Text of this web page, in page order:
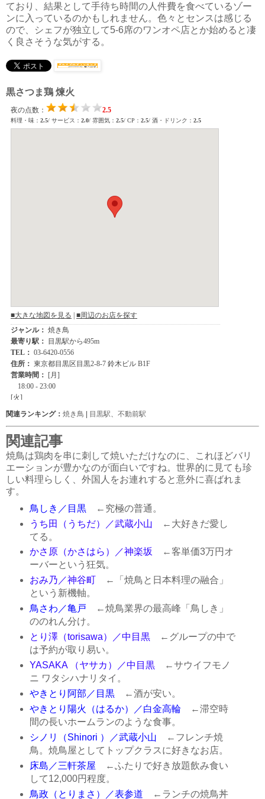
ており、結果として手待ち時間の人件費を食べているゾー
ンに入っているのかもしれません。色々とセンスは感じる
ので、シェフが独立して5-6席のワンオペ店とか始めると凄
く良さそうな気がする。
黒さつま鶏 煉火
関連ランキング： 焼き鳥 | 目黒駅 不動前駅
関連記事
焼鳥は鶏肉を串に刺して焼いただけなのに、これほどバリ
エーションが豊かなのが面白いですね。世界的に見ても珍
しい料理らしく、外国人をお連れすると意外に喜ばれま
す。
鳥しき／目黒←究極の普通。
うち田（うちだ）／武蔵小山 ←大好きだ愛し
てる。
かさ原（かさはら）／神楽坂 ←客単価3万円オ
ーバーという狂気。
おみ乃／神谷町←「焼鳥と日本料理の融合」
という新機軸。
鳥さわ／亀戸 ←焼鳥業界の最高峰「鳥しき」
ののれん分け。
とり澤（torisawa）／中目黒←グループの中で
は予約が取り易い。
YASAKA （ヤサカ）／中目黒←サウイフモノ
ニ ワタシハナリタイ。
やきとり阿部／目黒←酒が安い。
やきとり陽火（はるか）／白金高輪←滞空時
間の長いホームランのような食事。
シノリ（Shinori ）／武蔵小山 ←フレンチ焼
鳥。焼鳥屋としてトップクラスに好きなお店。
床島／三軒茶屋 ←ふたりで好き放題飲み食い
して12,000円程度。
鳥政（とりまさ）／表参道 ←ランチの焼鳥丼